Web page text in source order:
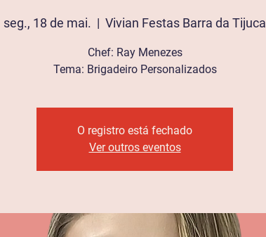
seg., 18 de mai.
  |
Vivian Festas Barra da Tijuca
Chef: Ray Menezes
Tema: Brigadeiro Personalizados
O registro está fechado
Ver outros eventos